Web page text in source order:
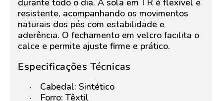
resistente, acompanhando os movimentos
naturais dos pés com estabilidade e
aderência. O fechamento em velcro facilita o
calce e permite ajuste firme e prático.
Especificações Técnicas
· Cabedal: Sintético
· Forro: Têxtil